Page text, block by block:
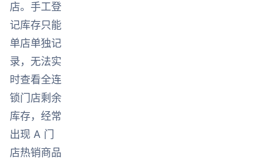
店。手工登
记库存只能
单店单独记
录，无法实
时查看全连
锁门店剩余
库存，经常
出现 A 门
店热销商品